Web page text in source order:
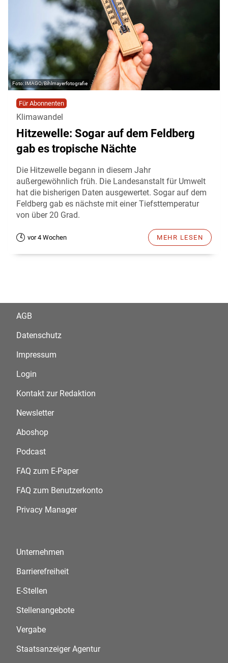
IMAGO/Bihlmayerfotografie
Für Abonnenten
Klimawandel
Hitzewelle: Sogar auf dem Feldberg
gab es tropische Nächte
Die Hitzewelle begann in diesem Jahr
außergewöhnlich früh. Die Landesanstalt für Umwelt
hat die bisherigen Daten ausgewertet. Sogar auf dem
Feldberg gab es nächste mit einer Tiefsttemperatur
von über 20 Grad.
vor 4 Wochen MEHR LESEN
AGB
Datenschutz
Impressum
Login
Kontakt zur Redaktion
Newsletter
Aboshop
Podcast
FAQ zum E-Paper
FAQ zum Benutzerkonto
Privacy Manager
Unternehmen
Barrierefreiheit
E-Stellen
Stellenangebote
Vergabe
Staatsanzeiger Agentur